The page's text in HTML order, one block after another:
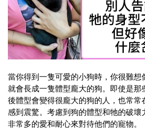
當你得到一隻可愛的小狗時，你很難想
就會長成一隻體型龐大的狗。即使是那
後體型會變得很龐大的狗的人，也常常
感到震驚。考慮到狗的體型和牠的破壞
非常多的愛和耐心來對待他們的寵物。